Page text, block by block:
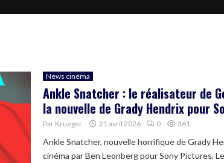
News cinéma
Ankle Snatcher : le réalisateur de
la nouvelle de Grady Hendrix pour
Par Krueger 21 avril 2026 0 361
Ankle Snatcher, nouvelle horrifique de Grady
cinéma par Ben Leonberg pour Sony Pictures.